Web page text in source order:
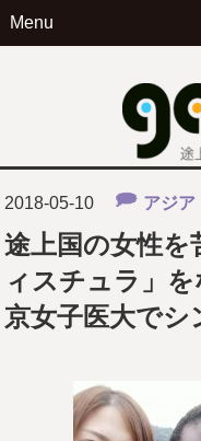
Menu
2018-05-10 アジア
途上国の女性を
ィスチュラ」
京女子医大でシ